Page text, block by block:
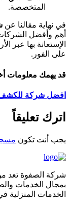
المتخصصة.
في نهاية مقالنا عن
أهم وأفضل
الإستعانة بها عبر
على الفور.
قد يهمك معلومات
افضل شركة
اترك تعليقاً
يجب أنت تكون
شركة الصفوة تعد
بمجال الخدمات
الخدمات المنزلية